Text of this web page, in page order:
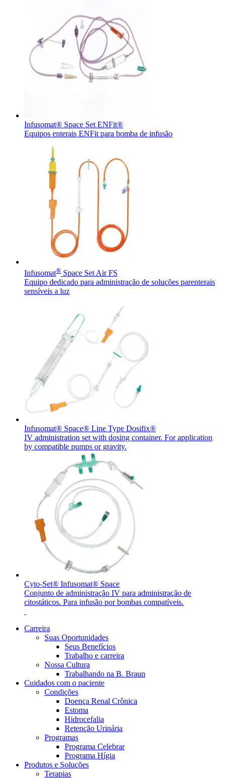
Infusomat® Space Set ENFit®
Equipos enterais ENFit para bomba de infusão
Infusomat® Space Set Air FS
Equipo dedicado para administração de soluções parenterais
sensíveis a luz
Infusomat® Space® Line Type Dosifix®
IV administration set with dosing container. For application
by compatible pumps or gravity.
Cyto-Set® Infusomat® Space
Conjunto de administração IV para administração de
citostáticos. Para infusão por bombas compatíveis.
Carreira
Suas Oportunidades
Seus Benefícios
Trabalho e carreira
Nossa Cultura
Trabalhando na B. Braun
Cuidados com o paciente
Condições
Doença Renal Crônica
Estoma
Hidrocefalia
Retenção Urinária
Programas
Programa Celebrar
Programa Hígia
Produtos e Soluções
Terapias